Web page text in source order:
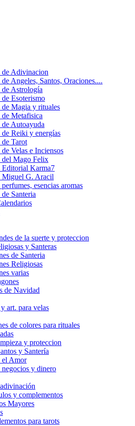
Adivinacion
Angeles, Santos, Oraciones....
Astrología
Esoterismo
Magia y rituales
Metafisica
Autoayuda
Reiki y energías
Tarot
Velas e Inciensos
del Mago Felix
Karma7
Miguel G. Aracil
esencias aromas
Santeria
de la suerte y proteccion
y Santeras
de Santeria
Religiosas
varias
de Navidad
art. para velas
de colores para rituales
y proteccion
y Santería
el Amor
negocios y dinero
y complementos
Mayores
para tarots